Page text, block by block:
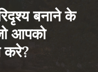
बनाने के
आपको
करे?